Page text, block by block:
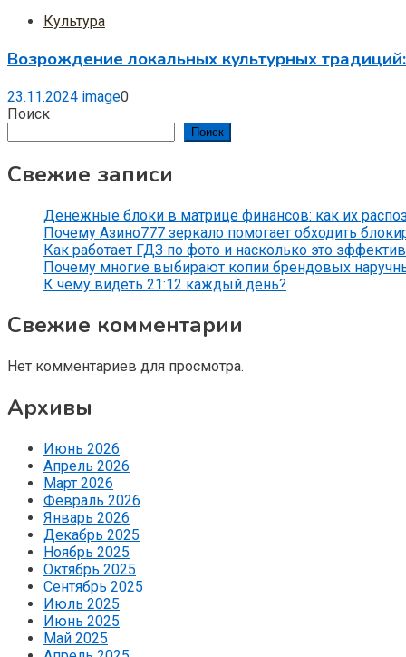
Культура
Возрождение локальных культурных
23.11.2024 image0
Поиск
Поиск
Свежие записи
Денежные блоки в матрице финансов: как их
Почему Азино777 зеркало помогает обходить
Как работает ГДЗ по фото и насколько это
Почему многие выбирают копии брендовых
К чему видеть 21:12 каждый день?
Свежие комментарии
Нет комментариев для просмотра.
Архивы
Июнь 2026
Апрель 2026
Март 2026
Февраль 2026
Январь 2026
Декабрь 2025
Ноябрь 2025
Октябрь 2025
Сентябрь 2025
Июль 2025
Июнь 2025
Май 2025